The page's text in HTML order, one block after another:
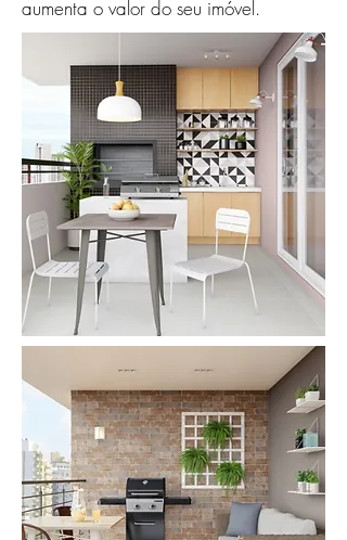
aumenta o valor do seu imóvel.